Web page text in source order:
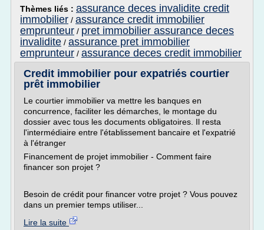
Thèmes liés : assurance deces invalidite credit
immobilier / assurance credit immobilier
emprunteur / pret immobilier assurance deces
invalidite / assurance pret immobilier
emprunteur / assurance deces credit immobilier
Credit immobilier pour expatriés courtier
prêt immobilier
Le courtier immobilier va mettre les banques en
concurrence, faciliter les démarches, le montage du
dossier avec tous les documents obligatoires. Il resta
l'intermédiaire entre l'établissement bancaire et l'expatrié
à l'étranger
Financement de projet immobilier - Comment faire
financer son projet ?
Besoin de crédit pour financer votre projet ? Vous pouvez
dans un premier temps utiliser...
Lire la suite